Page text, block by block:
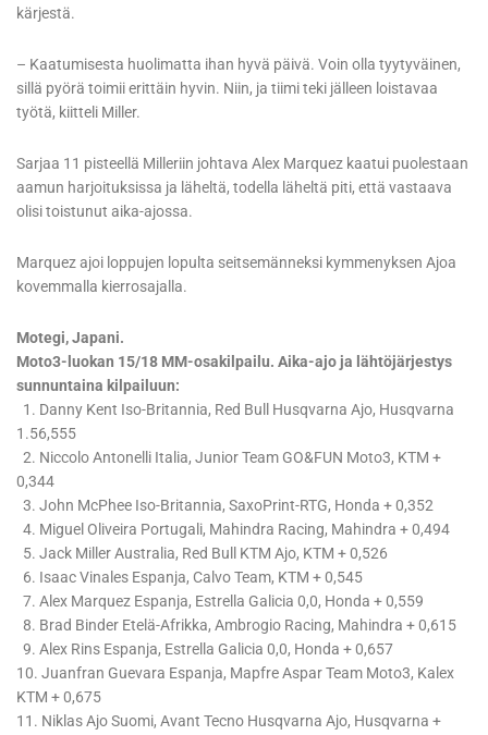
kärjestä.
– Kaatumisesta huolimatta ihan hyvä päivä. Voin olla tyytyväinen,
sillä pyörä toimii erittäin hyvin. Niin, ja tiimi teki jälleen loistavaa
työtä, kiitteli Miller.
Sarjaa 11 pisteellä Milleriin johtava Alex Marquez kaatui puolestaan
aamun harjoituksissa ja läheltä, todella läheltä piti, että vastaava
olisi toistunut aika-ajossa.
Marquez ajoi loppujen lopulta seitsemänneksi kymmenyksen Ajoa
kovemmalla kierrosajalla.
Motegi, Japani.
Moto3-luokan 15/18 MM-osakilpailu. Aika-ajo ja lähtöjärjestys
sunnuntaina kilpailuun:
1. Danny Kent Iso-Britannia, Red Bull Husqvarna Ajo, Husqvarna
1.56,555
2. Niccolo Antonelli Italia, Junior Team GO&FUN Moto3, KTM +
0,344
3. John McPhee Iso-Britannia, SaxoPrint-RTG, Honda + 0,352
4. Miguel Oliveira Portugali, Mahindra Racing, Mahindra + 0,494
5. Jack Miller Australia, Red Bull KTM Ajo, KTM + 0,526
6. Isaac Vinales Espanja, Calvo Team, KTM + 0,545
7. Alex Marquez Espanja, Estrella Galicia 0,0, Honda + 0,559
8. Brad Binder Etelä-Afrikka, Ambrogio Racing, Mahindra + 0,615
9. Alex Rins Espanja, Estrella Galicia 0,0, Honda + 0,657
10. Juanfran Guevara Espanja, Mapfre Aspar Team Moto3, Kalex
KTM + 0,675
11. Niklas Ajo Suomi, Avant Tecno Husqvarna Ajo, Husqvarna +